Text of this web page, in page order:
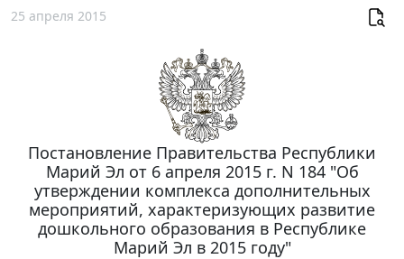
25 апреля 2015
Постановление Правительства Республики
Марий Эл от 6 апреля 2015 г. N 184 "Об
утверждении комплекса дополнительных
мероприятий, характеризующих развитие
дошкольного образования в Республике
Марий Эл в 2015 году"